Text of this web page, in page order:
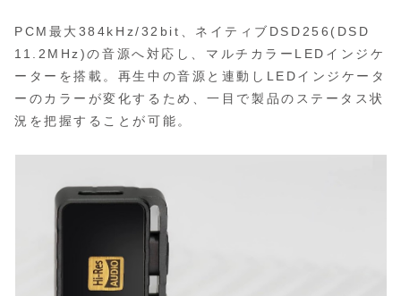
PCM最大384kHz/32bit、ネイティブDSD256(DSD
11.2MHz)の音源へ対応し、マルチカラーLEDインジケ
ーターを搭載。再生中の音源と連動しLEDインジケータ
ーのカラーが変化するため、一目で製品のステータス状
況を把握することが可能。